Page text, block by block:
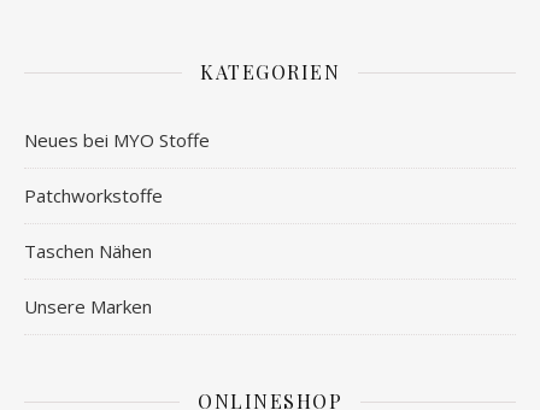
KATEGORIEN
Neues bei MYO Stoffe
Patchworkstoffe
Taschen Nähen
Unsere Marken
ONLINESHOP